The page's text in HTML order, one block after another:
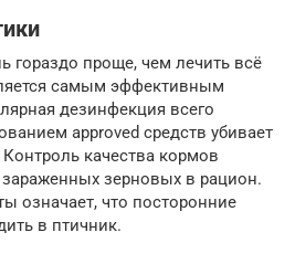
гораздо проще, чем лечить всё
самым эффективным
дезинфекция всего
approved средств убивает
качества кормов
зерновых в рацион.
означает, что посторонние
в птичник.